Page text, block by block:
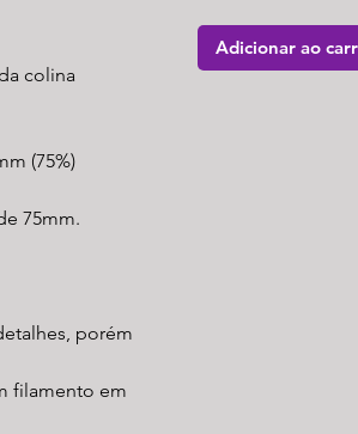
colina
(75%)
75mm.
porém
filamento em
Adicionar ao